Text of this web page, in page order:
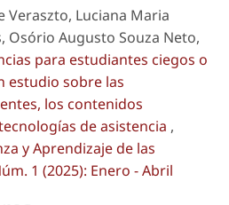
Veraszto, Luciana Maria
Osório Augusto Souza Neto,
para estudiantes ciegos o
estudio sobre las
los contenidos
de asistencia ,
y Aprendizaje de las
1 (2025): Enero - Abril